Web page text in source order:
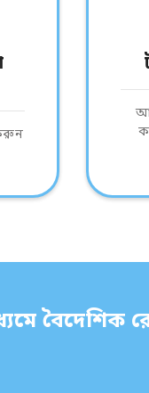
বৈদেশিক